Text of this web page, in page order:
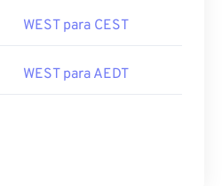
WEST para CEST
WEST para AEDT